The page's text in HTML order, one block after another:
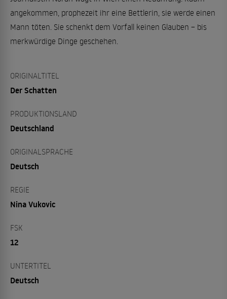
angekommen, prophezeit ihr eine Bettlerin, sie werde einen
Mann töten. Sie schenkt dem Vorfall keinen Glauben – bis
merkwürdige Dinge geschehen.
ORIGINALTITEL
Der Schatten
PRODUKTIONSLAND
Deutschland
ORIGINALSPRACHE
Deutsch
REGIE
Nina Vukovic
FSK
12
UNTERTITEL
Deutsch